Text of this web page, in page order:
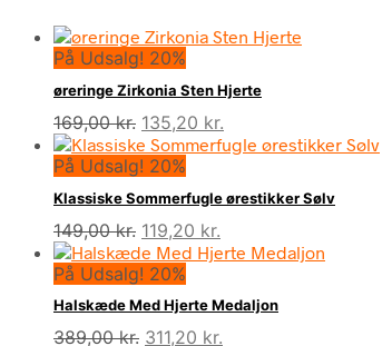
På Udsalg! 20%
øreringe Zirkonia Sten Hjerte
169,00kr. Den
oprindelige
pris
169,00 kr..
135,20 kr.
aktuelle
135,20 kr..
På Udsalg! 20%
Klassiske Sommerfugle ørestikker Sølv
149,00kr. Den
oprindelige
pris
var:
149,00 kr..
119,20 kr.
aktuelle
er:
119,20 kr..
På Udsalg! 20%
Halskæde Med Hjerte Medaljon
389,00kr. Den
311,20 kr.